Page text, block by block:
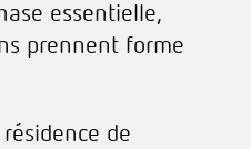
essentielle,
prennent forme
de